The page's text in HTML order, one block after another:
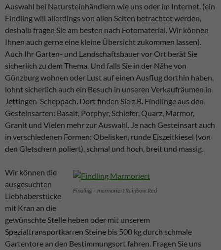
Auswahl bei Natursteinhändlern wie uns oder im Internet. (ein
Findling will allerdings von allen Seiten betrachtet werden,
deshalb fragen Sie am besten nach Fotomaterial. Wir können
Ihnen auch gerne eine kleine Übersicht zukommen lassen).
Auch Ihr Garten- und Landschaftsbauer vor Ort berät Sie
sicherlich zu dem Thema. Und falls Sie in der Nähe von
Günzburg wohnen oder Lust auf einen Ausflug dorthin haben,
lohnt sicherlich auch ein Besuch in unseren Verkaufräumen in
Jettingen-Scheppach. Dort finden Sie z.B. Findlinge aus den
Gesteinsarten: Basalt, Porphyr, Schiefer, Quarz, Marmor,
Granit und Vielen mehr zur Auswahl. Je nach Gesteinsart auch
in verschiedenen Formen: Obelisken, runde Eiszeitkiesel (von
den Gletschern poliert), schmal und hoch, breit und massig.
Findling – marmoriert Rainbow Red
Wir können die
ausgesuchten
Liebhaberstücke
mit Kran an die
gewünschte Stelle heben oder mit unserem
Spezialtransportkarren Steine bis 500 kg durch schmale
Gartentore an den Bestimmungsort fahren. Fragen Sie uns